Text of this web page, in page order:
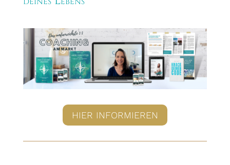
HIER INFORMIEREN